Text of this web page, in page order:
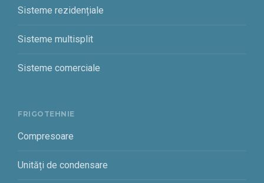
Sisteme rezidențiale
Sisteme multisplit
Sisteme comerciale
FRIGOTEHNIE
Compresoare
Unități de condensare